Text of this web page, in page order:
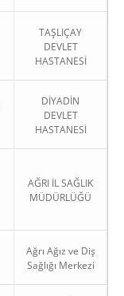
TAŞLIÇAY
DEVLET
HASTANESİ
DİYADİN
DEVLET
HASTANESİ
AĞRI İL SAĞLIK
MÜDÜRLÜĞÜ
Ağrı Ağız ve Diş
Sağlığı Merkezi